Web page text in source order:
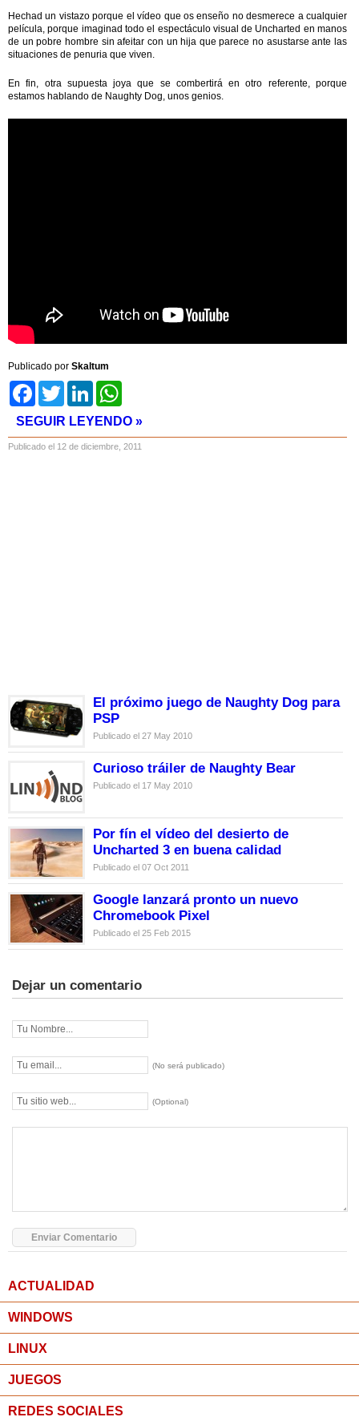
Hechad un vistazo porque el vídeo que os enseño no desmerece a cualquier
película, porque imaginad todo el espectáculo visual de Uncharted en manos
de un pobre hombre sin afeitar con un hija que parece no asustarse ante las
situaciones de penuria que viven.
En fin, otra supuesta joya que se combertirá en otro referente, porque
estamos hablando de Naughty Dog, unos genios.
Publicado por Skaltum
FacebookTwitter LinkedIn
SEGUIR LEYENDO »
Publicado el 12 de diciembre, 2011
El próximo juego de Naughty Dog para
PSP
Publicado el 27 May 2010
Curioso tráiler de Naughty Bear
Publicado el 17 May 2010
Por fín el vídeo del desierto de
Uncharted 3 en buena calidad
Publicado el 07 Oct 2011
Google lanzará pronto un nuevo
Chromebook Pixel
Publicado el 25 Feb 2015
Dejar un comentario
(No será publicado)
(Optional)
ACTUALIDAD
WINDOWS
LINUX
JUEGOS
REDES SOCIALES